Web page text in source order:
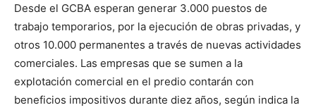
Desde el GCBA esperan generar 3.000 puestos de
trabajo temporarios, por la ejecución de obras privadas, y
otros 10.000 permanentes a través de nuevas actividades
comerciales. Las empresas que se sumen a la
explotación comercial en el predio contarán con
beneficios impositivos durante diez años, según indica la